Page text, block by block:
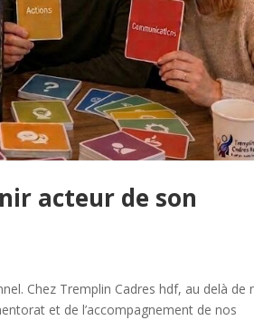
acteur de son
Chez Tremplin Cadres hdf, au delà de
et de l’accompagnement de nos